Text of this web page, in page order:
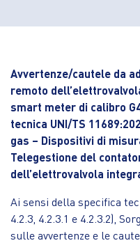
Avvertenze/cautele da
remoto
smart meter di calibro
tecnica UNI/TS
gas – Dispositivi di
Telegestione del
dell’elettrovalvola
Ai sensi della specifica
4.2.3, 4.2.3.1 e 4.2.3.2),
sulle avvertenze e le